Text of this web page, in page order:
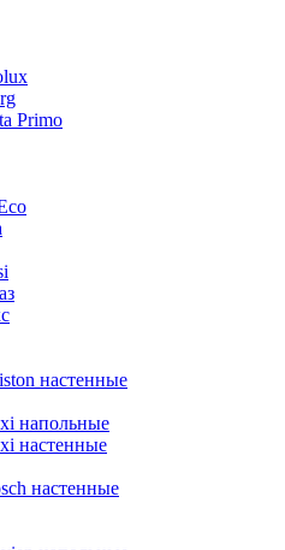
Primo
настенные
напольные
настенные
настенные